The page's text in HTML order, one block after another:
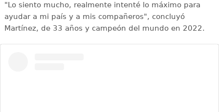
"Lo siento mucho, realmente intenté lo máximo para
ayudar a mi país y a mis compañeros", concluyó
Martínez, de 33 años y campeón del mundo en 2022.